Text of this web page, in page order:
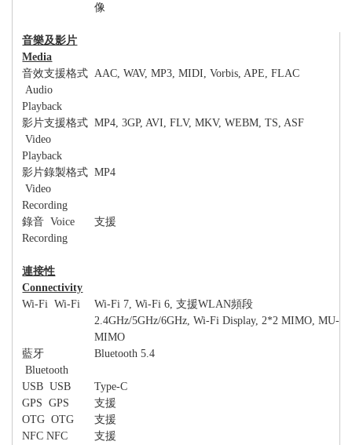
像
音樂及影片
Media
音效支援格式
Audio
Playback
AAC, WAV, MP3, MIDI, Vorbis, APE, FLAC
影片支援格式
Video
Playback
MP4, 3GP, AVI, FLV, MKV, WEBM, TS, ASF
影片錄製格式
Video
Recording
MP4
錄音 Voice
Recording
支援
連接性
Connectivity
Wi-Fi Wi-Fi
Wi-Fi 7, Wi-Fi 6,支援WLAN頻段
2.4GHz/5GHz/6GHz, Wi-Fi Display, 2*2 MIMO, MU-
MIMO
藍牙
Bluetooth
Bluetooth 5.4
USB USB
Type-C
GPS GPS
支援
OTG OTG
支援
NFC NFC
支援